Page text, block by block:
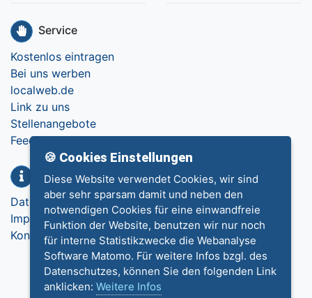
Service
Kostenlos eintragen
Bei uns werben
localweb.de
Link zu uns
Stellenangebote
Feedback
Info
Datenschutz
Impressum
Kontakt
🍪 Cookies Einstellungen
Diese Website verwendet Cookies, wir sind
aber sehr sparsam damit und neben den
notwendigen Cookies für eine einwandfreie
Funktion der Website, benutzen wir nur noch
für interne Statistikzwecke die Webanalyse
Software Matomo. Für weitere Infos bzgl. des
Datenschutzes, können Sie den folgenden Link
anklicken: Weitere Infos